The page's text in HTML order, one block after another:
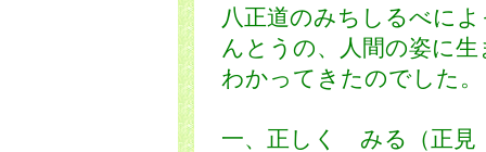
八正道のみちしるべに
んとうの、人間の姿に
わかってきたのでした。
一、正しく みる（正見